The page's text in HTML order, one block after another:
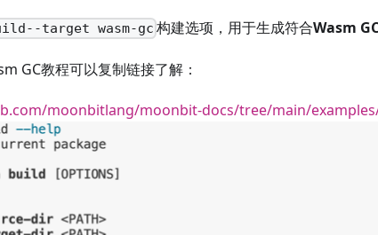
target wasm-gc 构建选项，用于生成符合Wasm
GC教程可以复制链接了解：
moonbitlang/moonbit-docs/tree/main/